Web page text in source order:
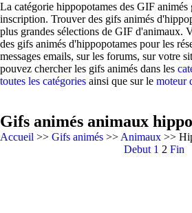
La catégorie hippopotames des GIF animés
inscription. Trouver des gifs animés
plus grandes sélections de GIF d'animaux.
des gifs animés d'hippopotames pour les
messages emails, sur les forums, sur votre
pouvez chercher les gifs animés dans les
toutes les catégories ainsi que sur le moteur
Gifs animés animaux
Accueil >> Gifs animés >> Animaux >>
Debut 1 2 Fin